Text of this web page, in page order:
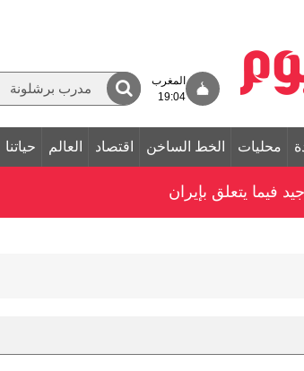
المغرب
19:04
محليات الخط الساخن اقتصاد العالم حياتنا
يتعلق بإيران